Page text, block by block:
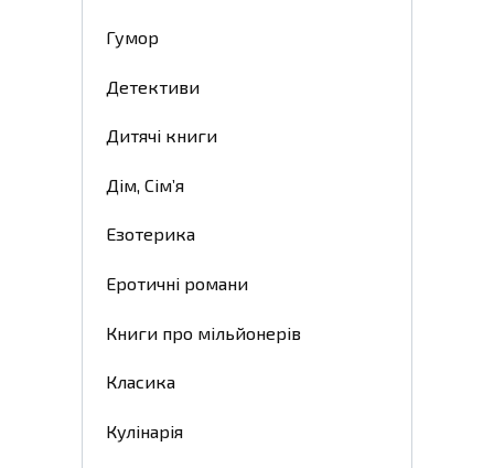
Гумор
Детективи
Дитячі книги
Дім, Сім’я
Езотерика
Еротичні романи
Книги про мільйонерів
Класика
Кулінарія